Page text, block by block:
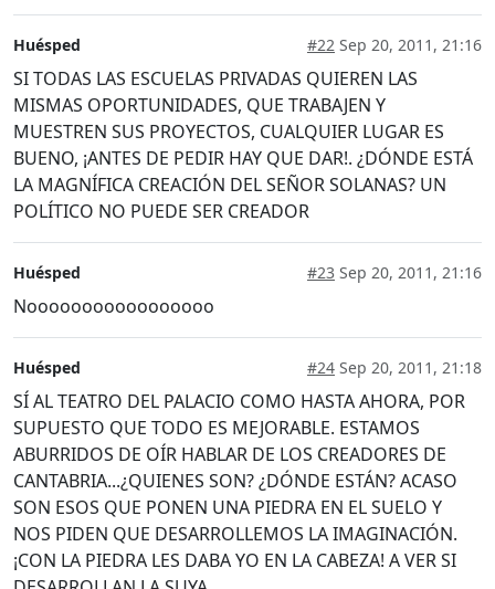
Huésped #22 Sep 20, 2011, 21:16
SI TODAS LAS ESCUELAS PRIVADAS QUIEREN LAS
MISMAS OPORTUNIDADES, QUE TRABAJEN Y
MUESTREN SUS PROYECTOS, CUALQUIER LUGAR ES
BUENO, ¡ANTES DE PEDIR HAY QUE DAR!. ¿DÓNDE ESTÁ
LA MAGNÍFICA CREACIÓN DEL SEÑOR SOLANAS? UN
POLÍTICO NO PUEDE SER CREADOR
Huésped #23 Sep 20, 2011, 21:16
Nooooooooooooooooo
Huésped #24 Sep 20, 2011, 21:18
SÍ AL TEATRO DEL PALACIO COMO HASTA AHORA, POR
SUPUESTO QUE TODO ES MEJORABLE. ESTAMOS
ABURRIDOS DE OÍR HABLAR DE LOS CREADORES DE
CANTABRIA...¿QUIENES SON? ¿DÓNDE ESTÁN? ACASO
SON ESOS QUE PONEN UNA PIEDRA EN EL SUELO Y
NOS PIDEN QUE DESARROLLEMOS LA IMAGINACIÓN.
¡CON LA PIEDRA LES DABA YO EN LA CABEZA! A VER SI